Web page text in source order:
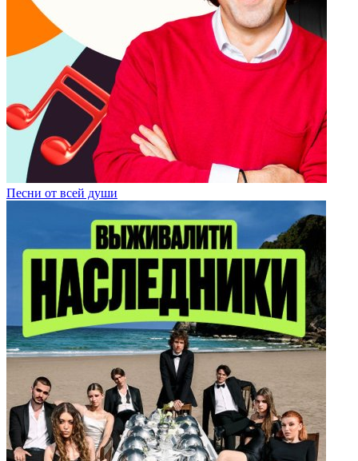
Песни от всей души